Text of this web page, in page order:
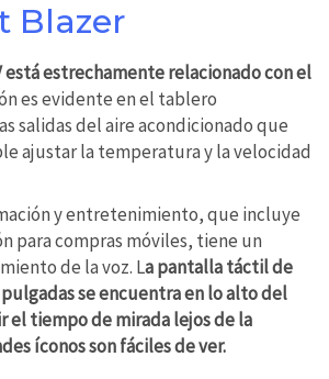
Blazer
está estrechamente relacionado con el
es evidente en el tablero
salidas del aire acondicionado que
ajustar la temperatura y la velocidad
y entretenimiento, que incluye
para compras móviles, tiene un
de la voz. La pantalla táctil de
se encuentra en lo alto del
el tiempo de mirada lejos de la
íconos son fáciles de ver.